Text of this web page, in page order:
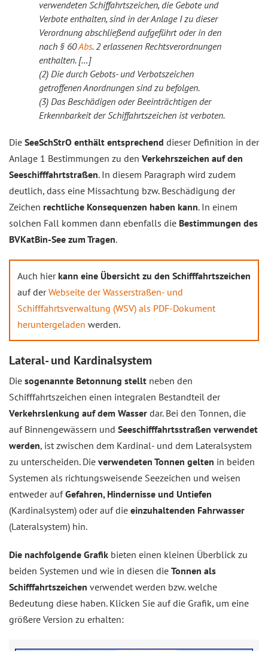
verwendeten Schiffahrtszeichen, die Gebote und
Verbote enthalten, sind in der Anlage I zu dieser
Verordnung abschließend aufgeführt oder in den
nach § 60Abs. 2 erlassenen Rechtsverordnungen
enthalten. […]
(2) Die durch Gebots- und Verbotszeichen
getroffenen Anordnungen sind zu befolgen.
(3) Das Beschädigen oder Beeinträchtigen der
Erkennbarkeit der Schiffahrtszeichen ist verboten.
Die SeeSchStrO enthält entsprechend dieser Definition in der
Anlage 1 Bestimmungen zu den Verkehrszeichen auf den
Seeschifffahrtstraßen. In diesem Paragraph wird zudem
deutlich, dass eine Missachtung bzw. Beschädigung der
Zeichen rechtliche Konsequenzen haben kann. In einem
solchen Fall kommen dann ebenfalls die Bestimmungen des
BVKatBin-See zum Tragen.
Auch hier kann eine Übersicht zu den Schifffahrtszeichen
auf derWebseite der Wasserstraßen- und
Schifffahrtsverwaltung (WSV) als PDF-Dokument
heruntergeladen werden.
Lateral- und Kardinalsystem
Die sogenannte Betonnung stellt neben den
Schifffahrtszeichen einen integralen Bestandteil der
Verkehrslenkung auf dem Wasser dar. Bei den Tonnen, die
auf Binnengewässern und Seeschifffahrtsstraßen verwendet
werden, ist zwischen dem Kardinal- und dem Lateralsystem
zu unterscheiden. Die verwendeten Tonnen gelten in beiden
Systemen als richtungsweisende Seezeichen und weisen
entweder aufGefahren, Hindernisse und Untiefen
(Kardinalsystem) oder auf die einzuhaltenden Fahrwasser
(Lateralsystem) hin.
Die nachfolgende Grafik bieten einen kleinen Überblick zu
beiden Systemen und wie in diesen die Tonnen als
Schifffahrtszeichen verwendet werden bzw. welche
Bedeutung diese haben. Klicken Sie auf die Grafik, um eine
größere Version zu erhalten: